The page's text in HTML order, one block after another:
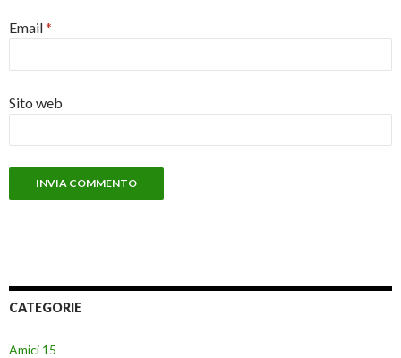
Email*
Sito web
CATEGORIE
Amici 15